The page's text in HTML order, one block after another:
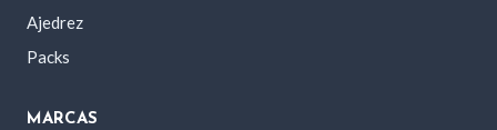
Ajedrez
Packs
MARCAS